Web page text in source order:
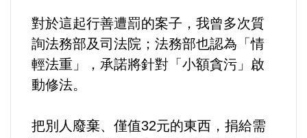
對於這起行善遭罰的案子，我曾多次質
詢法務部及司法院；法務部也認為「情
輕法重」，承諾將針對「小額貪污」啟
動修法。
把別人廢棄、僅值32元的東西，捐給需